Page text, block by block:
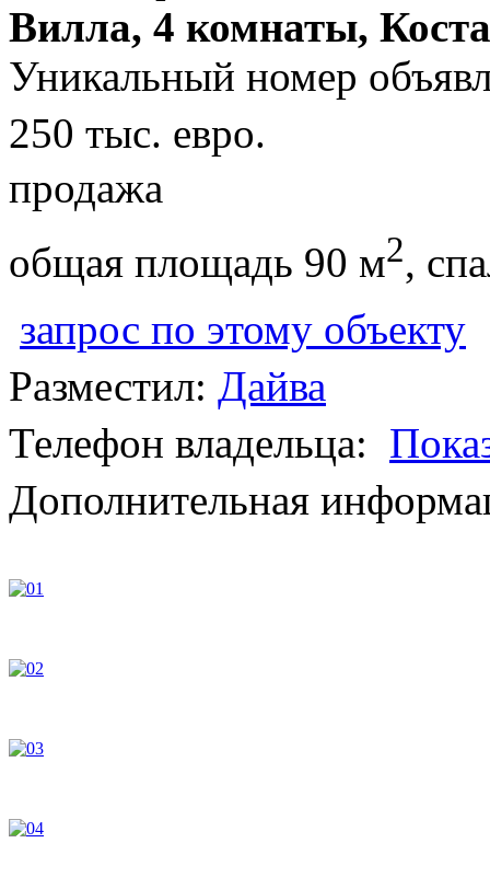
Вилла, 4 комнаты,
Уникальный номер
250 тыс. евро.
продажа
общая площадь 90 м2,
запрос по этому объекту
Разместил: Дайва
Телефон владельца:
Дополнительная